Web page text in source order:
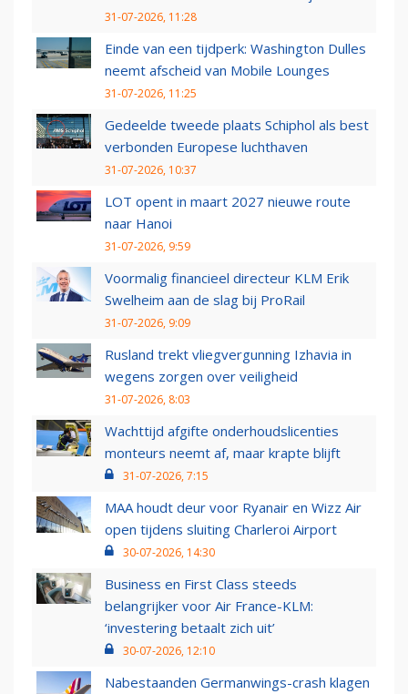
31-07-2026, 11:28
Einde van een tijdperk: Washington Dulles
neemt afscheid van Mobile Lounges
31-07-2026, 11:25
Gedeelde tweede plaats Schiphol als best
verbonden Europese luchthaven
31-07-2026, 10:37
LOT opent in maart 2027 nieuwe route
naar Hanoi
31-07-2026, 9:59
Voormalig financieel directeur KLM Erik
Swelheim aan de slag bij ProRail
31-07-2026, 9:09
Rusland trekt vliegvergunning Izhavia in
wegens zorgen over veiligheid
31-07-2026, 8:03
Wachttijd afgifte onderhoudslicenties
monteurs neemt af, maar krapte blijft
31-07-2026, 7:15
MAA houdt deur voor Ryanair en Wizz Air
open tijdens sluiting Charleroi Airport
30-07-2026, 14:30
Business en First Class steeds
belangrijker voor Air France-KLM:
‘investering betaalt zich uit’
30-07-2026, 12:10
Nabestaanden Germanwings-crash klagen